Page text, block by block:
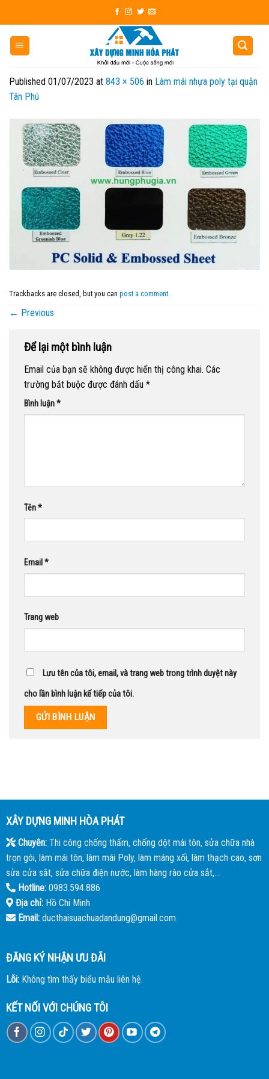
to
content
Published 01/07/2023 at 843 × 506 in Làm mái nhựa poly tại quận
Tân Phú
Trackbacks are closed, but you can post a comment.
← Previous
Để lại một bình luận
Email của bạn sẽ không được hiển thị công khai. Các
trường bắt buộc được đánh dấu *
Bình luận*
Tên*
Email *
Trang web
Lưu tên của tôi, email, và trang web trong trình duyệt này
cho lần bình luận kế tiếp của tôi.
XÂY DỰNG MINH HÒA PHÁT
Chuyên:Thi công chống thấm, chống dột mái tôn, sửa chữa nhà
trọn gói, làm mái tôn, làm mái Poly, làm máng xối, làm thạch cao, sơn
sửa cửa sắt, sửa chữa điện nước, làm hàng rào cửa sắt,...
Hotline:0983.594.886
Địa chỉ:Hồ Chí Minh
Email:ducthaisuachuadandung@gmail.com
ĐĂNG KÝ NHẬN ƯU ĐÃI
Lỗi:Không tìm thấy biểu mẫu liên hệ.
KẾT NỐI VỚI CHÚNG TÔI